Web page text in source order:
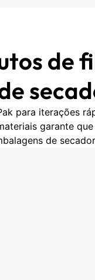
de
para iterações
garante
de